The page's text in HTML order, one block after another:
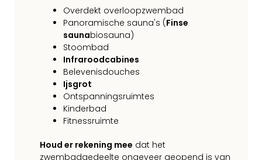
Overdekt overloopzwembad
Panoramische sauna's (Finse
saunabiosauna)
Stoombad
Infraroodcabines
Belevenisdouches
Ijsgrot
Ontspanningsruimtes
Kinderbad
Fitnessruimte
Houd er rekening mee dat het
zwembadgedeelte ongeveer geopend is van